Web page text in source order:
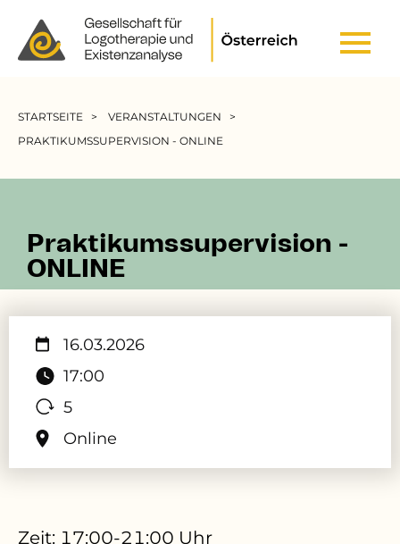
STARTSEITE
VERANSTALTUNGEN
PRAKTIKUMSSUPERVISION - ONLINE
Praktikumssupervision -
ONLINE
16.03.2026
17:00
5
Online
Zeit: 17:00-21:00 Uhr